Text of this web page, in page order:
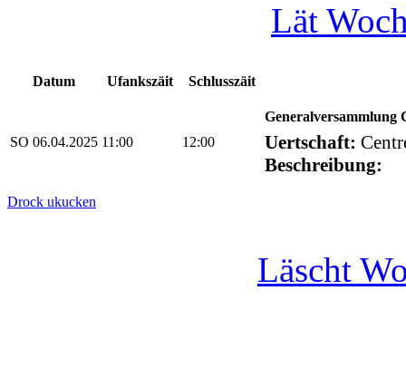
Lät
Datum Ufankszäit Schlusszäit
SO 06.04.2025 11:00 12:00
Generalversammlung
Uertschaft:
Beschreibung:
Drock ukucken
Läscht